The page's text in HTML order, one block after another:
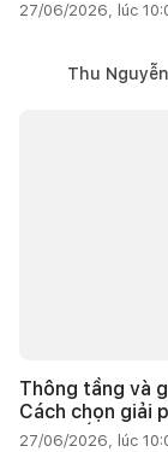
27/06/2026, lúc
Thu Nguyễn
Thông tầng và
Cách chọn giải
nhà phố
27/06/2026, lúc